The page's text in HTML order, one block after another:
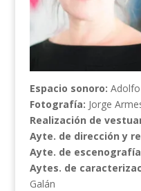
Espacio sonoro:
Fotografía: Jorge
Realización de
Ayte. de dirección y
Ayte. de escenografía
Aytes. de
Galán